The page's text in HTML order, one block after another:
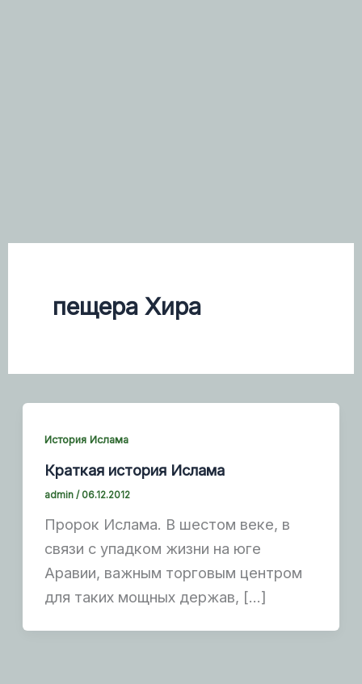
пещера Хира
История Ислама
Краткая история Ислама
admin/ 06.12.2012
Пророк Ислама. В шестом веке, в
связи с упадком жизни на юге
Аравии, важным торговым центром
для таких мощных держав, […]